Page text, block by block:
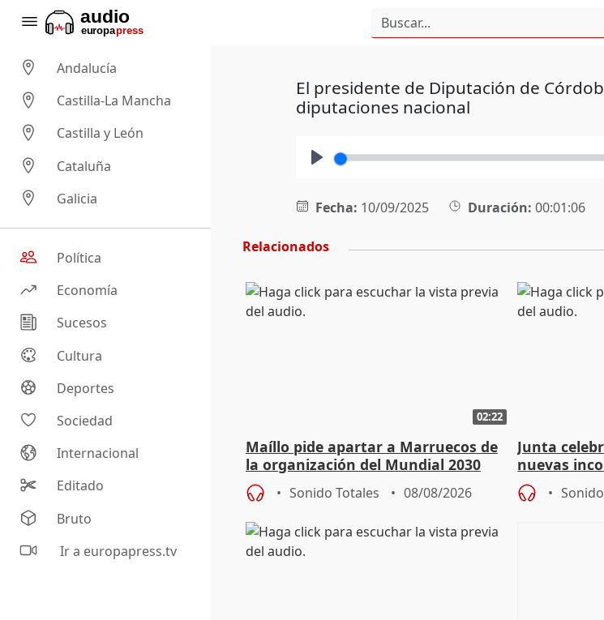
Andalucía
Castilla-La Mancha
Castilla y León
Cataluña
Galicia
Política
Economía
Sucesos
Cultura
Deportes
Sociedad
Internacional
Editado
Bruto
Ir a europapress.tv
El presidente de Diputación de
diputaciones nacional
Fecha: 10/09/2025 Duración: 00:01:06
Relacionados
02:22
Maíllo pide apartar a Marruecos de
la organización del Mundial 2030
Sonido Totales 08/08/2026
Junta
nuevas
andaluz